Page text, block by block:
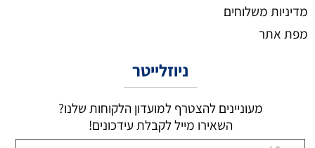
מדיניות משלוחים
מפת אתר
ניוזלייטר
מעוניינים להצטרף למועדון הלקוחות שלנו?
השאירו מייל לקבלת עידכונים!